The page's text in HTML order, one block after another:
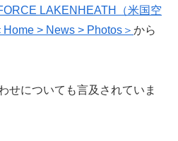
LAKENHEATH（米国空
Home > News > Photos＞ から
せについても言及されていま